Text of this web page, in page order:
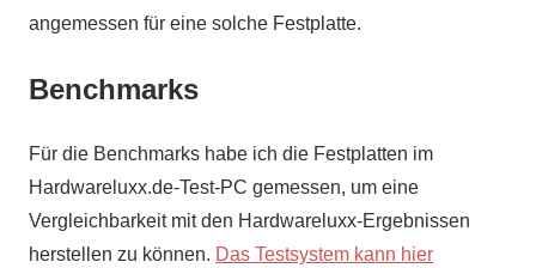
angemessen für eine solche Festplatte.
Benchmarks
Für die Benchmarks habe ich die Festplatten im
Hardwareluxx.de-Test-PC gemessen, um eine
Vergleichbarkeit mit den Hardwareluxx-Ergebnissen
herstellen zu können. Das Testsystem kann hier